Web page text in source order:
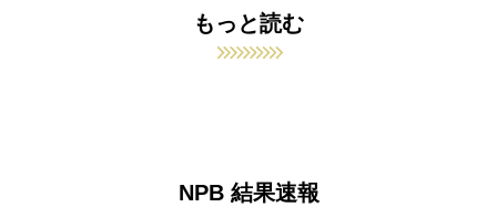
もっと読む
NPB 結果速報